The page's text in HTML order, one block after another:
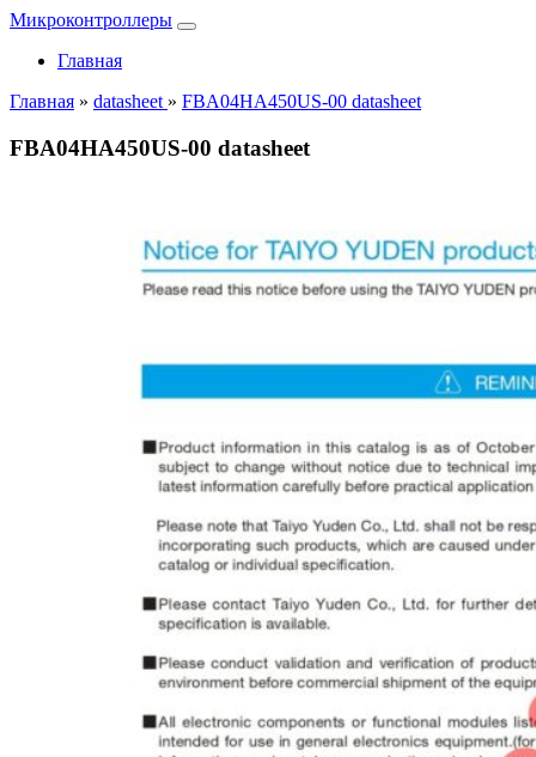
Микроконтроллеры
Главная
Главная » datasheet » FBA04HA450US-00 datasheet
FBA04HA450US-00 datasheet